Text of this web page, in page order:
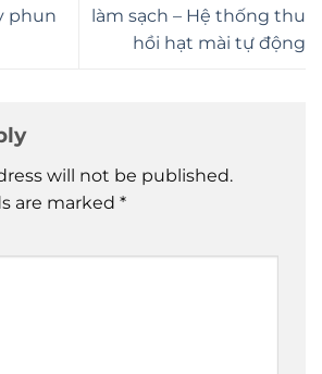
phun
làm sạch – Hệ thống thu
hồi hạt mài tự động
will not be published.
are marked *